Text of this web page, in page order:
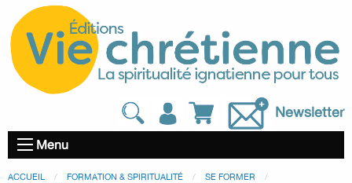
Newsletter
Menu
ACCUEIL FORMATION & SPIRITUALITÉ
SE FORMER